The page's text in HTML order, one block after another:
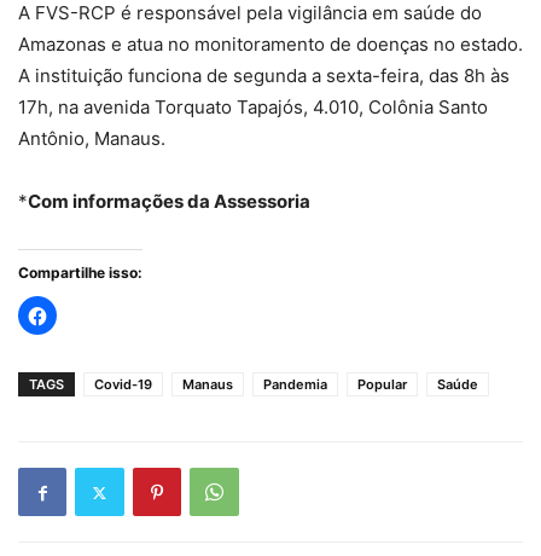
A FVS-RCP é responsável pela vigilância em saúde do
Amazonas e atua no monitoramento de doenças no estado.
A instituição funciona de segunda a sexta-feira, das 8h às
17h, na avenida Torquato Tapajós, 4.010, Colônia Santo
Antônio, Manaus.
*Com informações da Assessoria
Compartilhe isso:
TAGS Covid-19 Manaus Pandemia Popular Saúde